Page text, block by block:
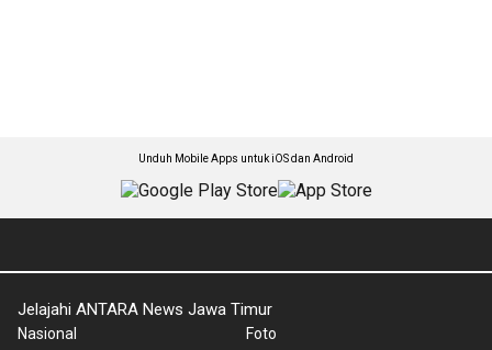
Unduh Mobile Apps untuk iOS dan Android
Jelajahi ANTARA News Jawa Timur
Nasional Foto